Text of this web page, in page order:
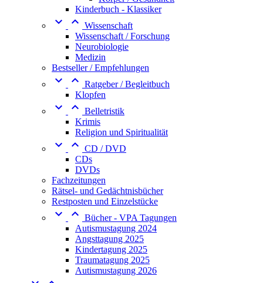
Kinderbuch - Klassiker
  Wissenschaft
Wissenschaft / Forschung
Neurobiologie
Medizin
Bestseller / Empfehlungen
  Ratgeber / Begleitbuch
Klopfen
  Belletristik
Krimis
Religion und Spiritualität
  CD / DVD
CDs
DVDs
Fachzeitungen
Rätsel- und Gedächtnisbücher
Restposten und Einzelstücke
  Bücher - VPA Tagungen
Autismustagung 2024
Angsttagung 2025
Kindertagung 2025
Traumatagung 2025
Autismustagung 2026